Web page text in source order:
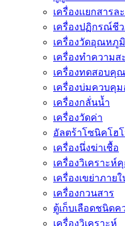
เครื่องเเยกสารล
เครื่องปฏิกรณ์ชี
เครื่องวัดอุณหภูมิ
เครื่องทำความ
เครื่องทดสอบคุ
เครื่องบ่มควบคุ
เครื่องกลั่นน้ำ
เครื่องวัดค่า
อัลตร้าโซนิคโฮ
เครื่องนึ่งฆ่าเชื้อ
เครื่องวิเคราะ
เครื่องเขย่าภาย
เครื่องกวนสาร
ตู้เก็บเลือดชนิด
เครื่องวิเคราะห์